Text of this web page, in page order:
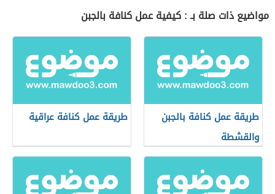
مواضيع ذات صلة بـ : كيفية عمل كنافة بالجبن
طريقة عمل كنافة بالجبن
والقشطة
طريقة عمل كنافة عراقية